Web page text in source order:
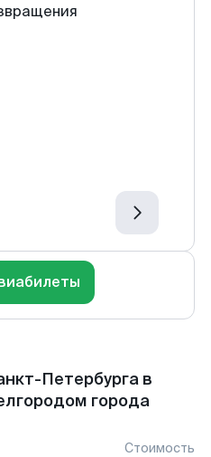
Петербурга в
города
Стоимость